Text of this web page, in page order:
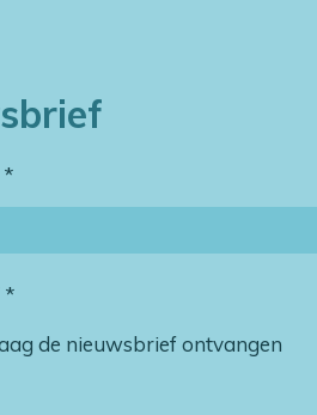
*
*
de nieuwsbrief ontvangen